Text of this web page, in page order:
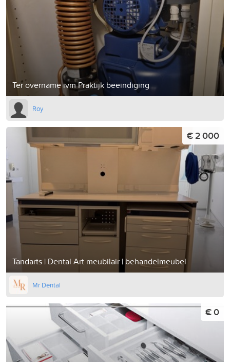
Ter overname ivm Praktijk beeindiging
Roy
Tandarts | Dental Art meubilair | behandelmeubel
€ 2 000
Mr Dental
€ 0